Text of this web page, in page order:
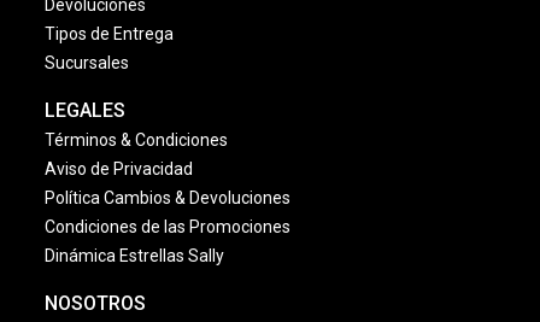
Devoluciones
Tipos de Entrega
Sucursales
LEGALES
Términos & Condiciones
Aviso de Privacidad
Política Cambios & Devoluciones
Condiciones de las Promociones
Dinámica Estrellas Sally
NOSOTROS